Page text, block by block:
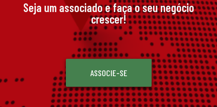
Seja um associado e faça o seu negócio
crescer!
ASSOCIE-SE